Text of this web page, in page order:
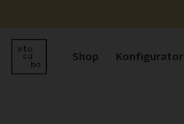
Shop Konfigurator